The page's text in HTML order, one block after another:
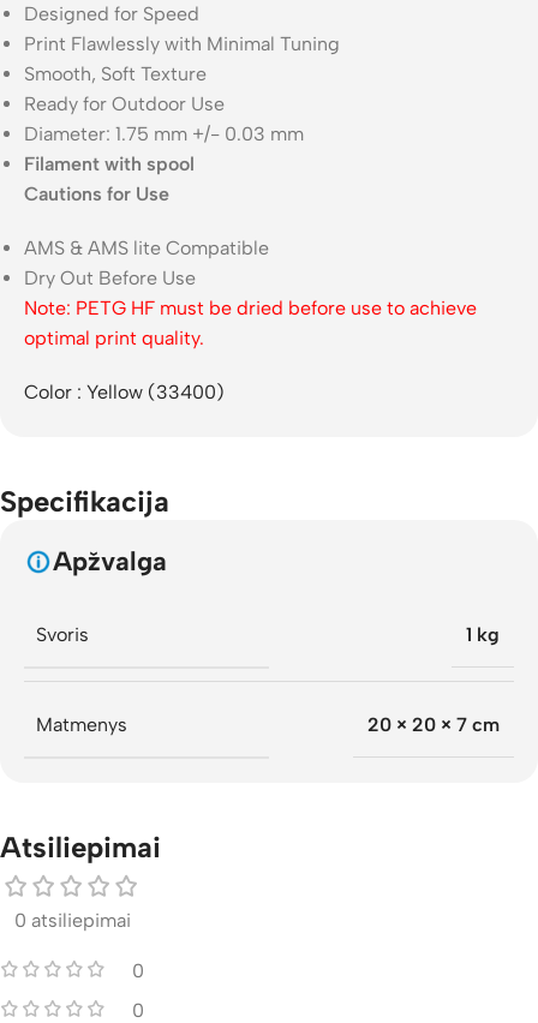
Designed for Speed
Print Flawlessly with Minimal Tuning
Smooth, Soft Texture
Ready for Outdoor Use
Diameter: 1.75 mm +/- 0.03 mm
Filament with spool
Cautions for Use
AMS & AMS lite Compatible
Dry Out Before Use
Note: PETG HF must be dried before use to achieve
optimal print quality.
Color : Yellow (33400)
Specifikacija
Apžvalga
Svoris 1 kg
Matmenys 20 × 20 × 7 cm
Atsiliepimai
0 atsiliepimai
0
0